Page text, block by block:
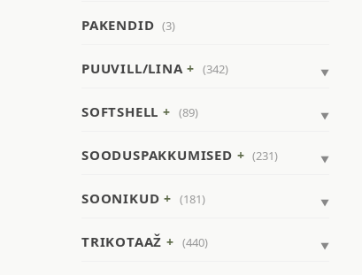
PAKENDID (3)
PUUVILL/LINA (342)
SOFTSHELL (89)
SOODUSPAKKUMISED (231)
SOONIKUD (181)
TRIKOTAAŽ (440)